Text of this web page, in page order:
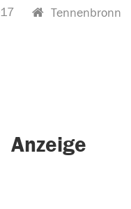
Tennenbronn
Anzeige